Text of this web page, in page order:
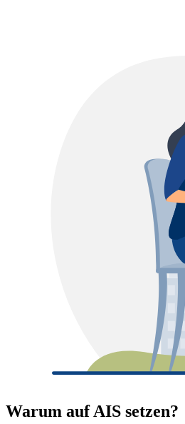
Warum auf AIS setzen?